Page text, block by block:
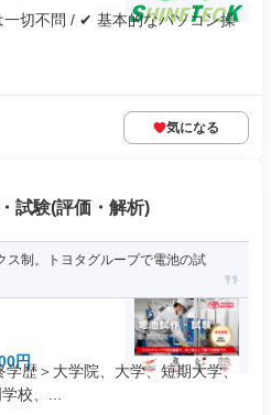
切不問 / ✔ 基本的なパソコン操
気になる
試験(評価・解析)
ス制。トヨタグループで電池の試
円
歴＞大学院、大学、短期大学、
校、...